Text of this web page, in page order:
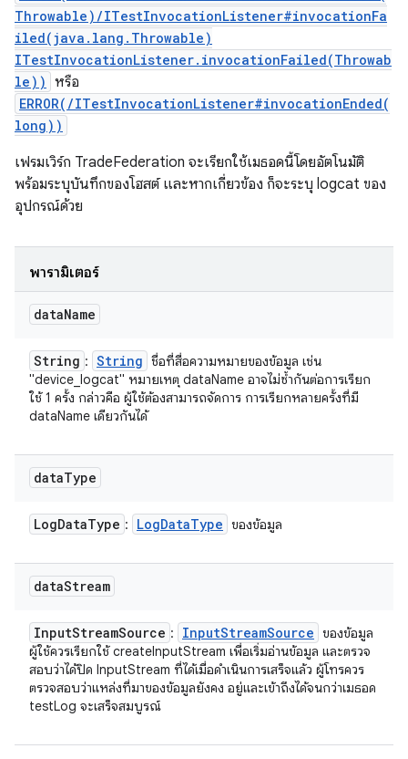
Throwable)/ITestInvocationListener#invocationFa
iled(java.lang.Throwable)
ITestInvocationListener.invocationFailed(Throwab
le)) หรือ
ERROR(/ITestInvocationListener#invocationEnded(
long))
เฟรมเวิร์ก TradeFederation จะเรียกใช้เมธอดนี้โดยอัตโนมัติ
พร้อมระบุบันทึกของโฮสต์ และหากเกี่ยวข้อง ก็จะระบุ logcat ของ
อุปกรณ์ด้วย
พารามิเตอร์
dataName
String : String ชื่อที่สื่อความหมายของข้อมูล เช่น
"device_logcat" หมายเหตุ dataName อาจไม่ซ้ำกันต่อการเรียก
ใช้ 1 ครั้ง กล่าวคือ ผู้ใช้ต้องสามารถจัดการ การเรียกหลายครั้งที่มี
dataName เดียวกันได้
dataType
LogDataType : LogDataType ของข้อมูล
dataStream
InputStreamSource : InputStreamSource ของข้อมูล
ผู้ใช้ควรเรียกใช้ createInputStream เพื่อเริ่มอ่านข้อมูล และตรวจ
สอบว่าได้ปิด InputStream ที่ได้เมื่อดำเนินการเสร็จแล้ว ผู้โทรควร
ตรวจสอบว่าแหล่งที่มาของข้อมูลยังคง อยู่และเข้าถึงได้จนกว่าเมธอด
testLog จะเสร็จสมบูรณ์